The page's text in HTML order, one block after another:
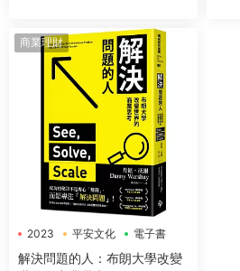
商業理財
2023 平安文化 電子書
解決問題的人：布朗大學改變